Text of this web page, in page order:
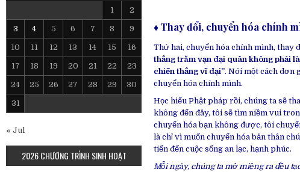
♦ Thay đổi, chuyển hóa chính
Thứ hai, chuyển hóa chính mình, thay
thắng trăm vạn đại quân không phải
chiến thắng vĩ đại”. Nói một cách đơn
chuyển hóa chính mình.
Học hiểu Phật pháp rồi, chúng ta sẽ
không đến đây, tôi sẽ tìm niềm vui
chuyển hóa bạn không được, tôi
là chỉ vì muốn chuyển hóa bản thân
tiến đến cuộc sống an lạc, hạnh phúc.
Mỗi ngày, chúng ta mở miệng ra đều
1 2
3 4 5 6 7 8 9
10 11 12 13 14 15 16
17 18 19 20 21 22 23
24 25 26 27 28 29 30
31
« Jul
2026 CHƯƠNG TRÌNH SINH HOẠT